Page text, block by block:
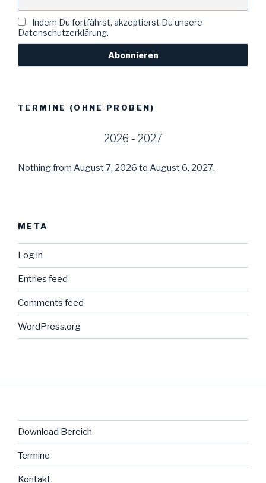
Indem Du fortfährst, akzeptierst Du unsere
Datenschutzerklärung.
TERMINE (OHNE PROBEN)
2026 - 2027
Nothing from August 7, 2026 to August 6, 2027.
META
Log in
Entries feed
Comments feed
WordPress.org
Download Bereich
Termine
Kontakt